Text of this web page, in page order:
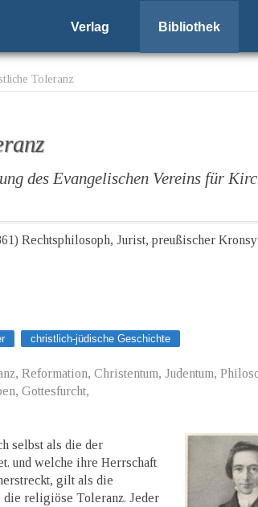
Verlag Bibliothek
Toleranz
des Evangelischen Vereins für
Rechtsphilosoph, Jurist, preußischer
christlich-jüdische Geschichte
Reformation, Christentum, Judentum,
Gottesfurcht,
selbst als die der
und welche ihre Herrschaft
gilt als die
die religiöse Toleranz. Jeder